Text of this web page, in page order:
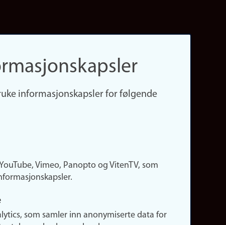
informasjonskapsler for følgende
Vimeo, Panopto og VitenTV, som
som samler inn anonymiserte data for